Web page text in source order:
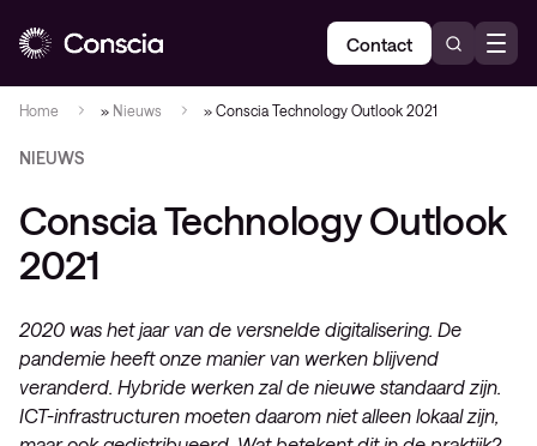
Contact
Home » Nieuws » Conscia Technology Outlook 2021
NIEUWS
Conscia Technology Outlook
2021
2020 was het jaar van de versnelde digitalisering. De
pandemie heeft onze manier van werken blijvend
veranderd. Hybride werken zal de nieuwe standaard zijn.
ICT-infrastructuren moeten daarom niet alleen lokaal zijn,